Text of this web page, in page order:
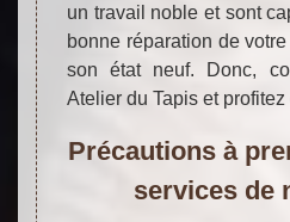
un travail noble et sont
bonne réparation de
son état neuf. Donc,
Atelier du Tapis et profitez
Précautions à
services de